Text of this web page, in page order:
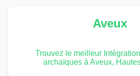
Aveux
Trouvez le meilleur
archaïques à Aveux,